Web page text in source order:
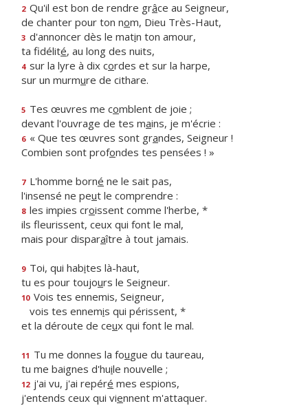
2 Qu'il est bon de rendre grâce au Seigneur,
de chanter pour ton nom, Dieu Très-Haut,
3 d'annoncer dès le matin ton amour,
ta fidélité, au long des nuits,
4 sur la lyre à dix cordes et sur la harpe,
sur un murmure de cithare.
5 Tes œuvres me comblent de joie ;
devant l'ouvrage de tes mains, je m'écrie :
6 « Que tes œuvres sont grandes, Seigneur !
Combien sont profondes tes pensées ! »
7 L'homme borné ne le sait pas,
l'insensé ne peut le comprendre :
8 les impies croissent comme l'herbe, *
ils fleurissent, ceux qui font le mal,
mais pour disparaître à tout jamais.
9 Toi, qui habites là-haut,
tu es pour toujours le Seigneur.
10 Vois tes ennemis, Seigneur,
vois tes ennemis qui périssent, *
et la déroute de ceux qui font le mal.
11 Tu me donnes la fougue du taureau,
tu me baignes d'huile nouvelle ;
12 j'ai vu, j'ai repéré mes espions,
j'entends ceux qui viennent m'attaquer.